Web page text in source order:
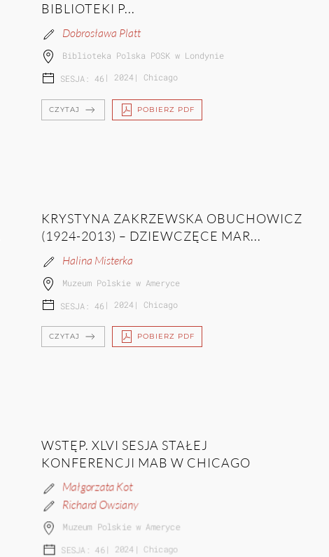
BIBLIOTEKI P...
Dobrosława Platt
Biblioteka Polska POSK w Londynie
SESJA: 46 |2024| Chicago
CZYTAJ POBIERZ PDF
KRYSTYNA ZAKRZEWSKA OBUCHOWICZ
(1924-2013) – DZIEWCZĘCE MAR...
Halina Misterka
Muzeum Polskie w Ameryce
SESJA: 46 |2024| Chicago
CZYTAJ POBIERZ PDF
WSTĘP. XLVI SESJA STAŁEJ
KONFERENCJI MAB W CHICAGO
Małgorzata Kot
Richard Owsiany
Muzeum Polskie w Ameryce
SESJA: 46| 2024 |Chicago